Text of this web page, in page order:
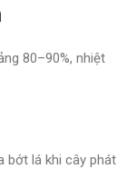
80–90%, nhiệt
bớt lá khi cây phát